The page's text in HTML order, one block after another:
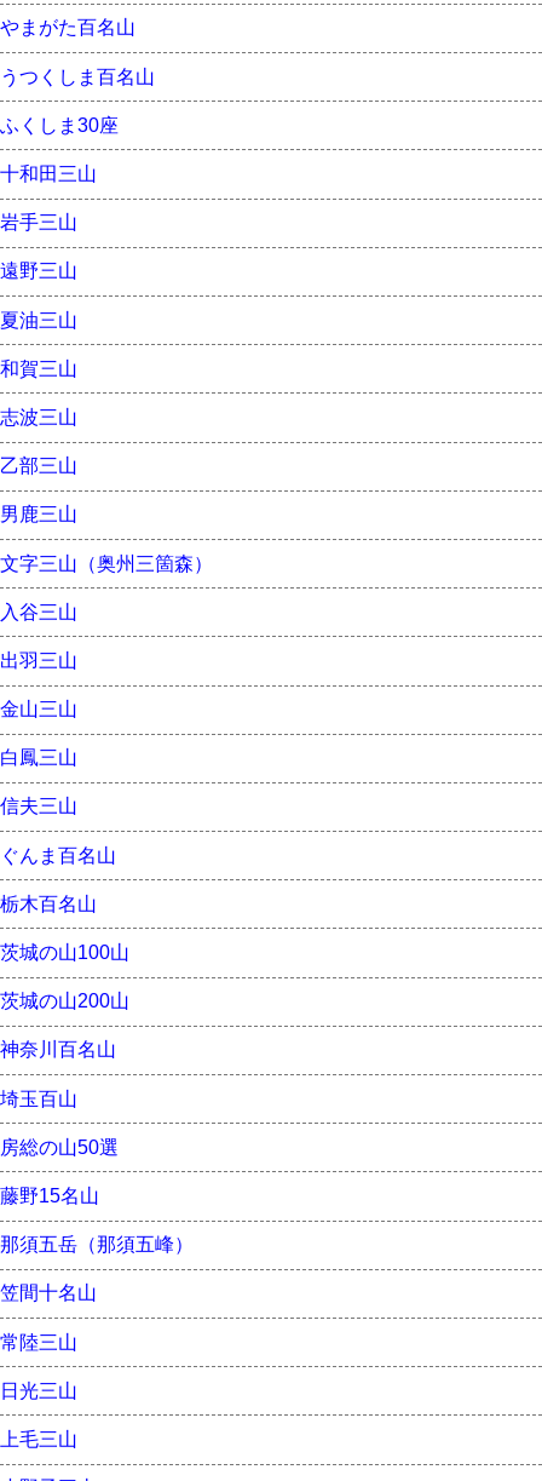
やまがた百名山
うつくしま百名山
ふくしま30座
十和田三山
岩手三山
遠野三山
夏油三山
和賀三山
志波三山
乙部三山
男鹿三山
文字三山（奥州三箇森）
入谷三山
出羽三山
金山三山
白鳳三山
信夫三山
ぐんま百名山
栃木百名山
茨城の山100山
茨城の山200山
神奈川百名山
埼玉百山
房総の山50選
藤野15名山
那須五岳（那須五峰）
笠間十名山
常陸三山
日光三山
上毛三山